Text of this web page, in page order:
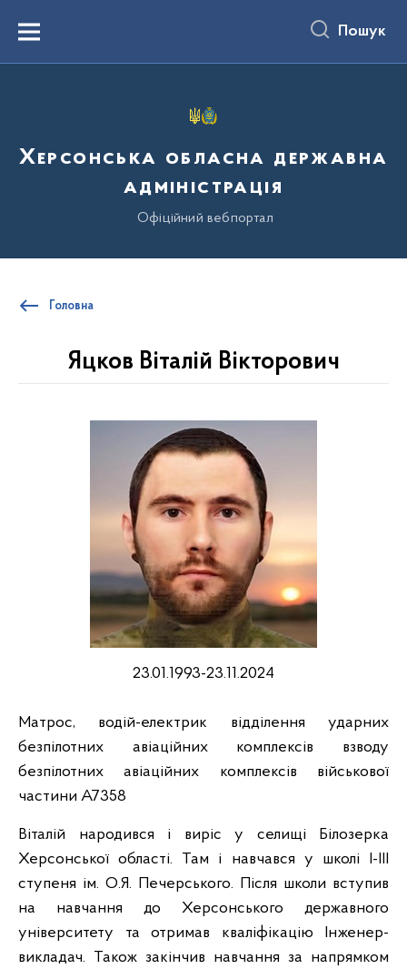
вмістуMenu Пошук
Херсонська обласна державна
адміністрація
Офіційний вебпортал
Головна
Яцков Віталій Вікторович
23.01.1993-23.11.2024
Матрос, водій-електрик відділення ударних
безпілотних авіаційних комплексів взводу
безпілотних авіаційних комплексів військової
частини А7358
Віталій народився і виріс у селищі Білозерка
Херсонської області. Там і навчався у школі І-ІІІ
ступеня ім. О.Я. Печерського. Після школи вступив
на навчання до Херсонського державного
університету та отримав кваліфікацію Інженер-
викладач. Також закінчив навчання за напрямком